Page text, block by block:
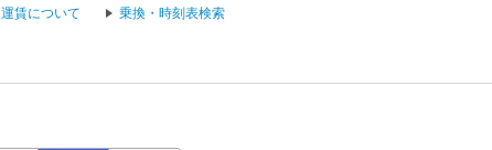
運賃について 乗換・時刻表検索